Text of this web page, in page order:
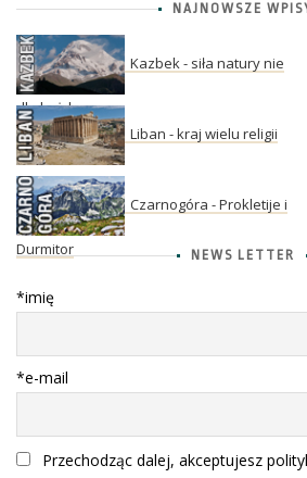
NAJNOWSZE
Kazbek - siła natury nie
dla każdego
Liban - kraj wielu religii
Czarnogóra - Prokletije i
Durmitor NEWS LETTER
*imię
*e-mail
Przechodząc dalej, akceptujesz